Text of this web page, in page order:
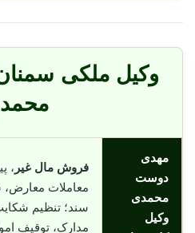
وکیل ملکی
مهدی
دوست
محمدی
وکیل
فروش مال غیر ،
معاملات معارض،
سند؛ تنظیم
مدارک، توقیف